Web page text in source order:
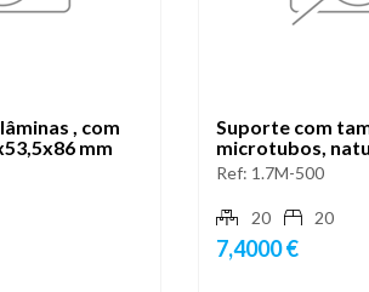
, com
mm
Suporte com
microtubos,
Ref: 1.7M-500
20 20
7,4000 €